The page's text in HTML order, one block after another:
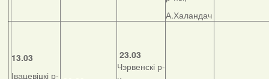
А.Халандач
13.03
Івацевіцкі р-
23.03
Чэрвенскі р-